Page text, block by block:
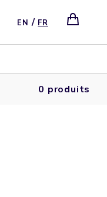
EN / FR
0 produits